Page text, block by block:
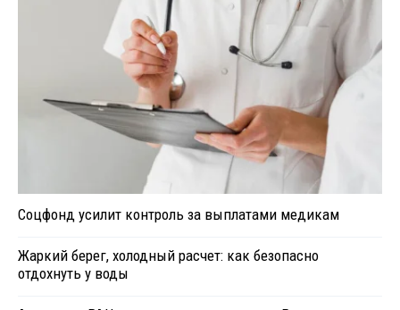
Соцфонд усилит контроль за выплатами медикам
Жаркий берег, холодный расчет: как безопасно
отдохнуть у воды